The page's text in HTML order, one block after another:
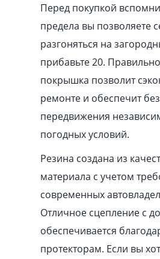
Перед покупкой
предела вы позволяете
разгоняться на
прибавьте 20.
покрышка позволит
ремонте и обеспечит
передвижения
погодных условий.
Резина создана из
материала с учетом
современных
Отличное сцепление с
обеспечивается
протекторам. Если вы